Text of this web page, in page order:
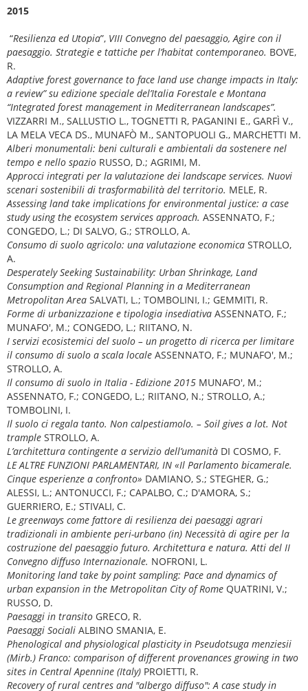
2015
“Resilienza ed Utopia”, VIII Convegno del paesaggio, Agire con il
paesaggio. Strategie e tattiche per l’habitat contemporaneo. BOVE,
R.
Adaptive forest governance to face land use change impacts in Italy:
a review” su edizione speciale del’Italia Forestale e Montana
“Integrated forest management in Mediterranean landscapes”.
VIZZARRI M., SALLUSTIO L., TOGNETTI R, PAGANINI E., GARFÌ V.,
LA MELA VECA DS., MUNAFÒ M., SANTOPUOLI G., MARCHETTI M.
Alberi monumentali: beni culturali e ambientali da sostenere nel
tempo e nello spazio RUSSO, D.; AGRIMI, M.
Approcci integrati per la valutazione dei landscape services. Nuovi
scenari sostenibili di trasformabilità del territorio. MELE, R.
Assessing land take implications for environmental justice: a case
study using the ecosystem services approach. ASSENNATO, F.;
CONGEDO, L.; DI SALVO, G.; STROLLO, A.
Consumo di suolo agricolo: una valutazione economica STROLLO,
A.
Desperately Seeking Sustainability: Urban Shrinkage, Land
Consumption and Regional Planning in a Mediterranean
Metropolitan Area SALVATI, L.; TOMBOLINI, I.; GEMMITI, R.
Forme di urbanizzazione e tipologia insediativa ASSENNATO, F.;
MUNAFO', M.; CONGEDO, L.; RIITANO, N.
I servizi ecosistemici del suolo – un progetto di ricerca per limitare
il consumo di suolo a scala locale ASSENNATO, F.; MUNAFO', M.;
STROLLO, A.
Il consumo di suolo in Italia - Edizione 2015 MUNAFO', M.;
ASSENNATO, F.; CONGEDO, L.; RIITANO, N.; STROLLO, A.;
TOMBOLINI, I.
Il suolo ci regala tanto. Non calpestiamolo. – Soil gives a lot. Not
trample STROLLO, A.
L’architettura contingente a servizio dell’umanità DI COSMO, F.
LE ALTRE FUNZIONI PARLAMENTARI, IN «Il Parlamento bicamerale.
Cinque esperienze a confronto» DAMIANO, S.; STEGHER, G.;
ALESSI, L.; ANTONUCCI, F.; CAPALBO, C.; D'AMORA, S.;
GUERRIERO, E.; STIVALI, C.
Le greenways come fattore di resilienza dei paesaggi agrari
tradizionali in ambiente peri-urbano (in) Necessità di agire per la
costruzione del paesaggio futuro. Architettura e natura. Atti del II
Convegno diffuso Internazionale. NOFRONI, L.
Monitoring land take by point sampling: Pace and dynamics of
urban expansion in the Metropolitan City of Rome QUATRINI, V.;
RUSSO, D.
Paesaggi in transito GRECO, R.
Paesaggi Sociali ALBINO SMANIA, E.
Phenological and physiological plasticity in Pseudotsuga menziesii
(Mirb.) Franco: comparison of different provenances growing in two
sites in Central Apennine (Italy) PROIETTI, R.
Recovery of rural centres and "albergo diffuso": A case study in